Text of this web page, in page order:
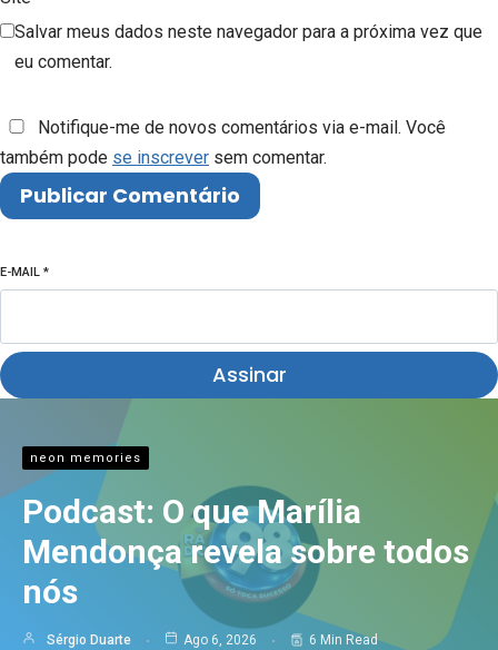
Salvar meus dados neste navegador para a próxima vez que
eu comentar.
Notifique-me de novos comentários via e-mail. Você
também pode se inscrever sem comentar.
E-MAIL *
Assinar
neon memories
Podcast: O que Marília
Mendonça revela sobre todos
nós
Sérgio Duarte Ago 6, 2026 6 Min Read